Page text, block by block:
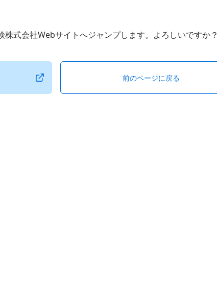
式会社Webサイトへジャンプします。よろしいですか？
前のページに戻る